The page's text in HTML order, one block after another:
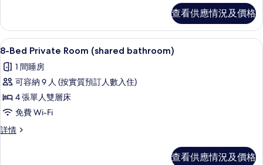
bathroom)
的
相
片
(shared
bathroom)
詳
查看供應情況及價格
載
入
所
有
8-
Bed
Private
8-Bed Private Room (shared
4
8-Bed Private Room (shared bathroom)
1 間睡房
可容納 9 人 (按實質預訂人數入住)
4 張單人雙層床
免費 Wi-Fi
詳情
8-
查看供應情況及價格